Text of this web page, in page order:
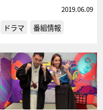
2019.06.09
ドラマ 番組情報